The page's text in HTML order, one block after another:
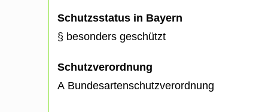
Schutzsstatus in Bayern
§ besonders geschützt
Schutzverordnung
A Bundesartenschutzverordnung